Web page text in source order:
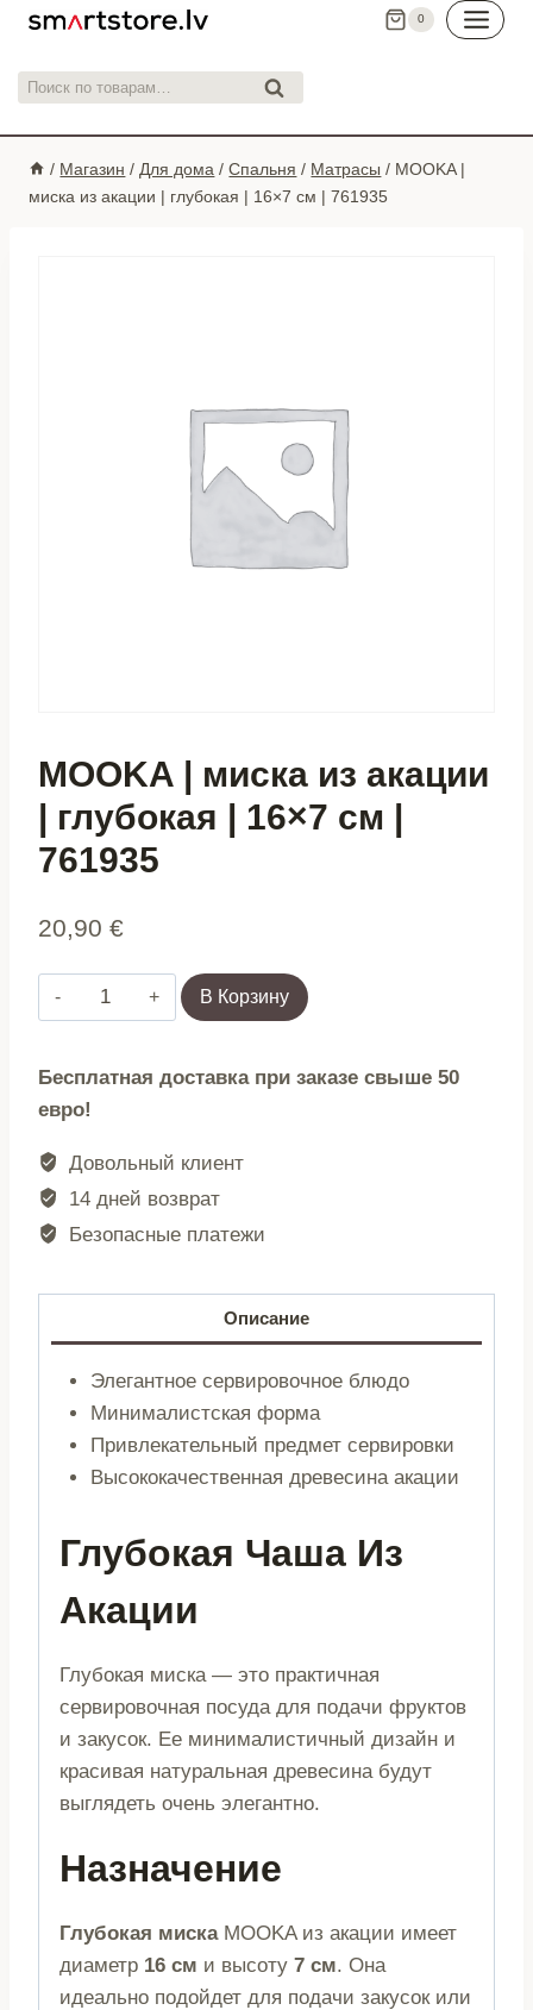
Перейти
контенту
0
Искать: Поиск
/ Магазин / Для дома / Спальня / Матрасы / MOOKA |
миска из акации | глубокая | 16×7 см | 761935
MOOKA | миска из акации
| глубокая | 16×7 см |
761935
20,90 €
Количество
товара
|
миска
из
глубокая
см
761935
В Корзину
Бесплатная доставка при заказе свыше 50
евро!
Довольный клиент
14 дней возврат
Безопасные платежи
Описание
Элегантное сервировочное блюдо
Минималистская форма
Привлекательный предмет сервировки
Высококачественная древесина акации
Глубокая Чаша Из
Акации
Глубокая миска — это практичная
сервировочная посуда для подачи фруктов
и закусок. Ее минималистичный дизайн и
красивая натуральная древесина будут
выглядеть очень элегантно.
Назначение
Глубокая мискаMOOKA из акации имеет
диаметр 16 см и высоту 7 см. Она
идеально подойдет для подачи закусок или